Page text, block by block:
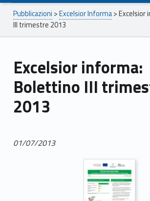
Breadcrumbs navigation
Pubblicazioni >Excelsior Informa>Excelsior
III trimestre 2013
Excelsior informa:
Bolettino III
2013
01/07/2013